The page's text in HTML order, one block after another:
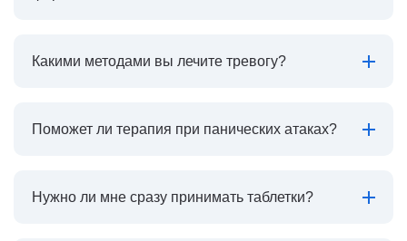
Какими методами вы лечите тревогу?
Поможет ли терапия при панических атаках?
Нужно ли мне сразу принимать таблетки?